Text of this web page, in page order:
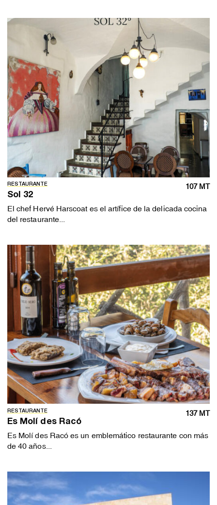
RESTAURANTE 107 MT
Sol 32
El chef Hervé Harscoat es el artífice de la delicada cocina
del restaurante...
RESTAURANTE 137 MT
Es Molí des Racó
Es Molí des Racó es un emblemático restaurante con más
de 40 años...